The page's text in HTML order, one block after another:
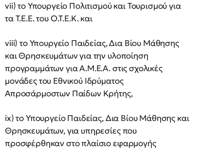
vii) το Υπουργείο Πολιτισμού και Τουρισμού για
τα Τ.Ε.Ε. του Ο.Τ.Ε.Κ. και
viii) το Υπουργείο Παιδείας, Δια Βίου Μάθησης
και Θρησκευμάτων για την υλοποίηση
προγραμμάτων για Α.Μ.Ε.Α. στις σχολικές
μονάδες του Εθνικού Ιδρύματος
Απροσάρμοστων Παίδων Κρήτης,
ix) το Υπουργείο Παιδείας, Δια Βίου Μάθησης και
Θρησκευμάτων, για υπηρεσίες που
προσφέρθηκαν στο πλαίσιο εφαρμογής